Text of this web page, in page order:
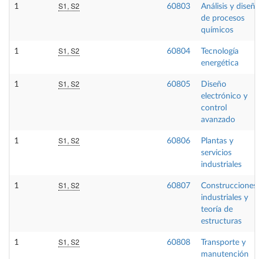
1 S1, S2 60803
Análisis y diseño
de procesos
químicos
1 S1, S2 60804
Tecnología
energética
1 S1, S2 60805
Diseño
electrónico y
control
avanzado
1 S1, S2 60806
Plantas y
servicios
industriales
1 S1, S2 60807
Construcciones
industriales y
teoría de
estructuras
1 S1, S2 60808
Transporte y
manutención